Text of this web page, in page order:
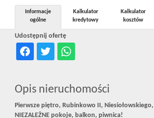
Udostępnij ofertę
Informacje
ogólne
Kalkulator
kredytowy
Kalkulator
kosztów
Opis nieruchomości
Pierwsze piętro, Rubinkowo II, Niesiołowskiego,
NIEZALEŻNE pokoje, balkon, piwnica!